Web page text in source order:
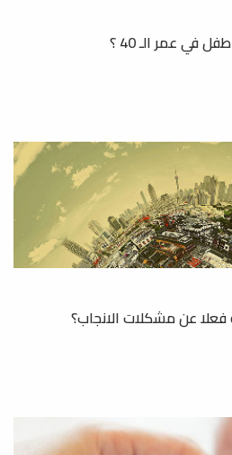
في عمر الـ 40 ؟
عن مشكلات الانجاب؟